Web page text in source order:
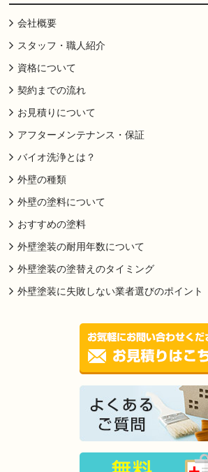
会社概要
スタッフ・職人紹介
資格について
契約までの流れ
お見積りについて
アフターメンテナンス・保証
バイオ洗浄とは？
外壁の種類
外壁の塗料について
おすすめの塗料
外壁塗装の耐用年数について
外壁塗装の塗替えのタイミング
外壁塗装に失敗しない業者選びのポイント